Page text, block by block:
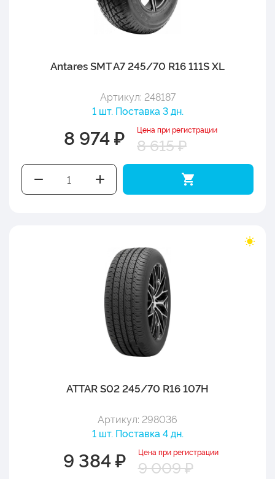
Antares SMT A7 245/70 R16 111S XL
Артикул: 248187
1 шт. Поставка 3 дн.
8 974 ₽ Цена при регистрации
8 615 ₽
ATTAR S02 245/70 R16 107H
Артикул: 298036
1 шт. Поставка 4 дн.
9 384 ₽ Цена при регистрации
9 009 ₽